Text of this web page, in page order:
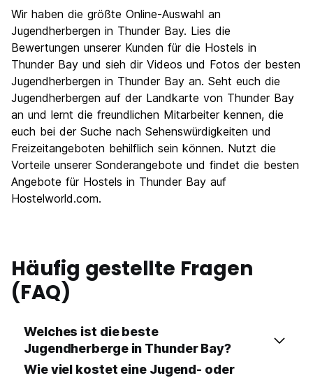
Wir haben die größte Online-Auswahl an
Jugendherbergen in Thunder Bay. Lies die
Bewertungen unserer Kunden für die Hostels in
Thunder Bay und sieh dir Videos und Fotos der besten
Jugendherbergen in Thunder Bay an. Seht euch die
Jugendherbergen auf der Landkarte von Thunder Bay
an und lernt die freundlichen Mitarbeiter kennen, die
euch bei der Suche nach Sehenswürdigkeiten und
Freizeitangeboten behilflich sein können. Nutzt die
Vorteile unserer Sonderangebote und findet die besten
Angebote für Hostels in Thunder Bay auf
Hostelworld.com.
Häufig gestellte Fragen
(FAQ)
Welches ist die beste
Jugendherberge in Thunder Bay?
Wie viel kostet eine Jugend- oder